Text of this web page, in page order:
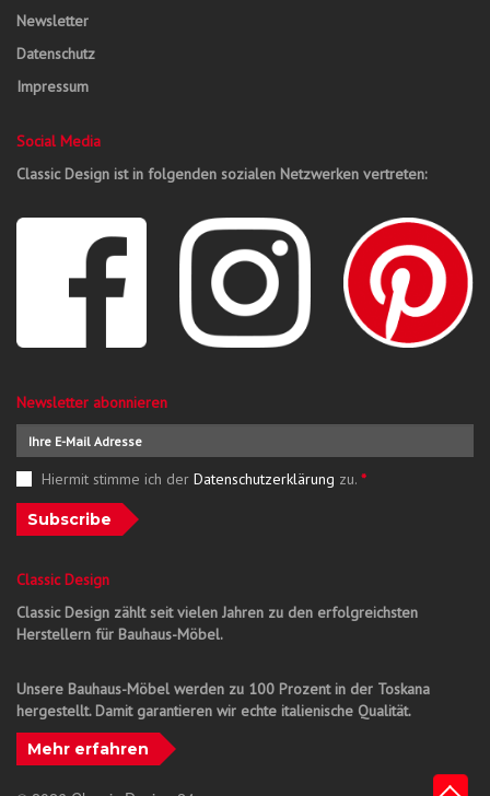
Newsletter
Datenschutz
Impressum
Social Media
Classic Design ist in folgenden sozialen Netzwerken vertreten:
Newsletter abonnieren
Hiermit stimme ich der Datenschutzerklärung zu. *
Subscribe
Classic Design
Classic Design zählt seit vielen Jahren zu den erfolgreichsten
Herstellern für Bauhaus-Möbel.
Unsere Bauhaus-Möbel werden zu 100 Prozent in der Toskana
hergestellt. Damit garantieren wir echte italienische Qualität.
Mehr erfahren